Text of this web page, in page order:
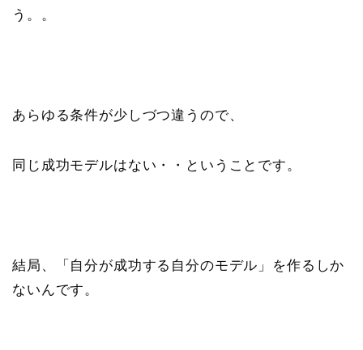
う。。
あらゆる条件が少しづつ違うので、
同じ成功モデルはない・・ということです。
結局、「自分が成功する自分のモデル」を作るしか
ないんです。